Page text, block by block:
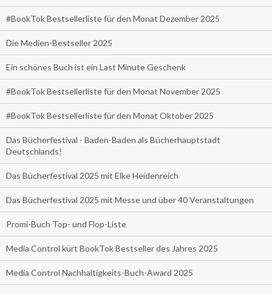
#BookTok Bestsellerliste für den Monat Dezember 2025
Die Medien-Bestseller 2025
Ein schönes Buch ist ein Last Minute Geschenk
#BookTok Bestsellerliste für den Monat November 2025
#BookTok Bestsellerliste für den Monat Oktober 2025
Das Bücherfestival - Baden-Baden als Bücherhauptstadt
Deutschlands!
Das Bücherfestival 2025 mit Elke Heidenreich
Das Bücherfestival 2025 mit Messe und über 40 Veranstaltungen
Promi-Buch Top- und Flop-Liste
Media Control kürt BookTok Bestseller des Jahres 2025
Media Control Nachhaltigkeits-Buch-Award 2025